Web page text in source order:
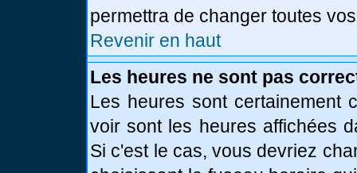
permettra de changer toutes
Revenir en haut
Les heures ne sont pas
Les heures sont certainement
voir sont les heures affichées
Si c'est le cas, vous devriez